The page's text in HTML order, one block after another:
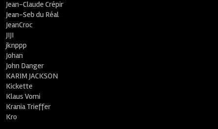
Jean-Claude Crépir
Jean-Seb du Réal
JeanCroc
JIJI
jknppp
Johan
John Danger
KARIM JACKSON
Kickette
Klaus Vomi
Krania Trieffer
Kro